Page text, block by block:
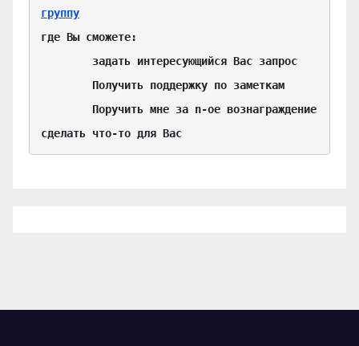
группу
где Вы сможете:
сделать что-то для Вас